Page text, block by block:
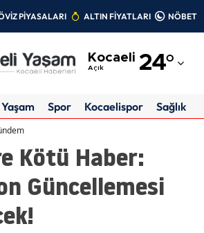
PİYASALARI ALTIN FİYATLARI
Kocaeli
Açık 24°
Adıyaman
Amasya
Ankara
Yaşam Spor Kocaelispor Sağlık
Kötü Haber:
Güncellemesi